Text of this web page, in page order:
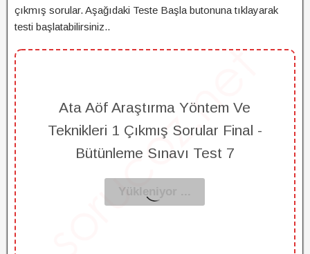
çıkmış sorular. Aşağıdaki Teste Başla butonuna tıklayarak
testi başlatabilirsiniz..
Ata Aöf Araştırma Yöntem Ve
Teknikleri 1 Çıkmış Sorular Final -
Bütünleme Sınavı Test 7